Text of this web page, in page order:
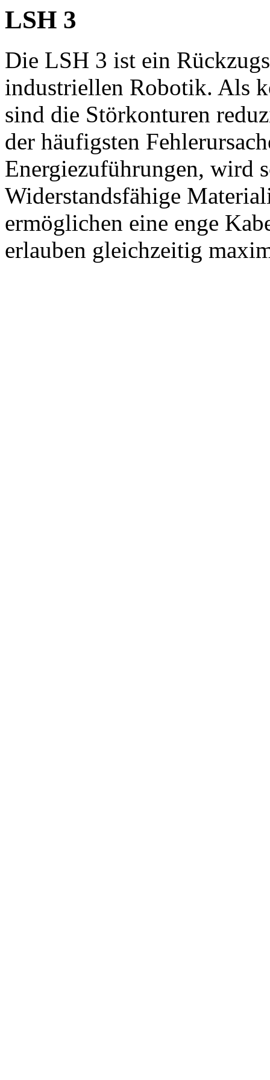
LSH 3
Die LSH 3 ist ein
industriellen Robotik. Als
sind die Störkonturen
der häufigsten
Energiezuführungen, wird
Widerstandsfähige
ermöglichen eine enge
erlauben gleichzeitig